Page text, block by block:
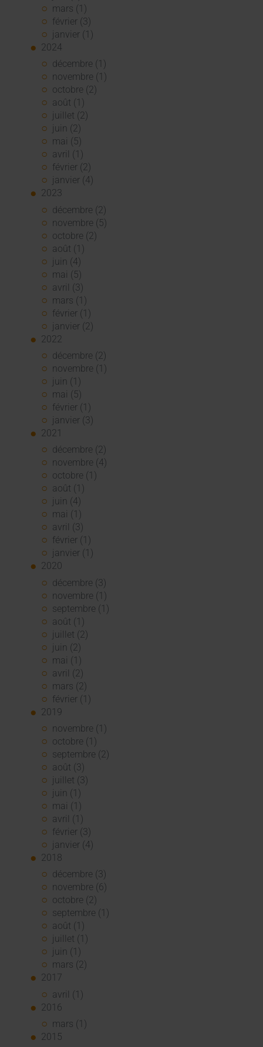
mars (1)
février (3)
janvier (1)
2024
décembre (1)
novembre (1)
octobre (2)
août (1)
juillet (2)
juin (2)
mai (5)
avril (1)
février (2)
janvier (4)
2023
décembre (2)
novembre (5)
octobre (2)
août (1)
juin (4)
mai (5)
avril (3)
mars (1)
février (1)
janvier (2)
2022
décembre (2)
novembre (1)
juin (1)
mai (5)
février (1)
janvier (3)
2021
décembre (2)
novembre (4)
octobre (1)
août (1)
juin (4)
mai (1)
avril (3)
février (1)
janvier (1)
2020
décembre (3)
novembre (1)
septembre (1)
août (1)
juillet (2)
juin (2)
mai (1)
avril (2)
mars (2)
février (1)
2019
novembre (1)
octobre (1)
septembre (2)
août (3)
juillet (3)
juin (1)
mai (1)
avril (1)
février (3)
janvier (4)
2018
décembre (3)
novembre (6)
octobre (2)
septembre (1)
août (1)
juillet (1)
juin (1)
mars (2)
2017
avril (1)
2016
mars (1)
2015